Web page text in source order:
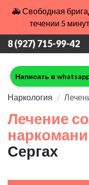
🚑 Свободная
течении 5
8 (927) 715-99-42
Написать в
Наркология
Лечение
Сергах